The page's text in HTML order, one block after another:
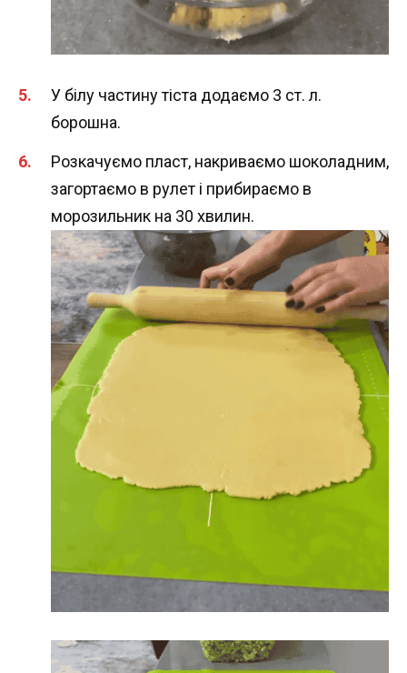
У білу частину тіста додаємо 3 ст. л.
борошна.
Розкачуємо пласт, накриваємо шоколадним,
загортаємо в рулет і прибираємо в
морозильник на 30 хвилин.